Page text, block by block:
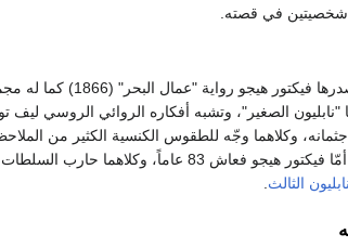
في قصته.
من بين الروايات التي أصدرها
وكلاهما وجّه للطقوس الكنسية الكثير من
نابليون الثالث